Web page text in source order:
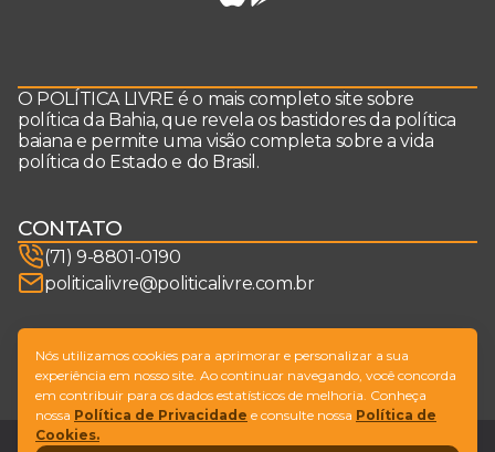
O POLÍTICA LIVRE é o mais completo site sobre
política da Bahia, que revela os bastidores da política
baiana e permite uma visão completa sobre a vida
política do Estado e do Brasil.
CONTATO
(71) 9-8801-0190
politicalivre@politicalivre.com.br
SIGA-NOS
Nós utilizamos cookies para aprimorar e personalizar a sua
experiência em nosso site. Ao continuar navegando, você concorda
em contribuir para os dados estatísticos de melhoria. Conheça
nossa Política de Privacidade e consulte nossa Política de
Cookies.